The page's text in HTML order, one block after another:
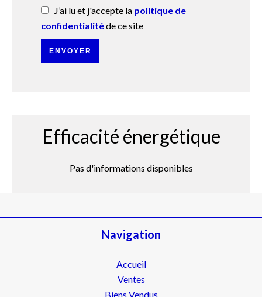
J’ai lu et j'accepte la politique de
confidentialitéde ce site
ENVOYER
Efficacité énergétique
Pas d'informations disponibles
Navigation
Accueil
Ventes
Biens Vendus